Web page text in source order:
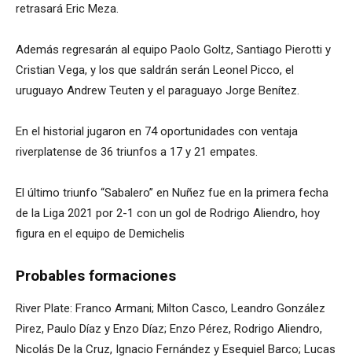
retrasará Eric Meza.
Además regresarán al equipo Paolo Goltz, Santiago Pierotti y
Cristian Vega, y los que saldrán serán Leonel Picco, el
uruguayo Andrew Teuten y el paraguayo Jorge Benítez.
En el historial jugaron en 74 oportunidades con ventaja
riverplatense de 36 triunfos a 17 y 21 empates.
El último triunfo “Sabalero” en Nuñez fue en la primera fecha
de la Liga 2021 por 2-1 con un gol de Rodrigo Aliendro, hoy
figura en el equipo de Demichelis
Probables formaciones
River Plate: Franco Armani; Milton Casco, Leandro González
Pirez, Paulo Díaz y Enzo Díaz; Enzo Pérez, Rodrigo Aliendro,
Nicolás De la Cruz, Ignacio Fernández y Esequiel Barco; Lucas